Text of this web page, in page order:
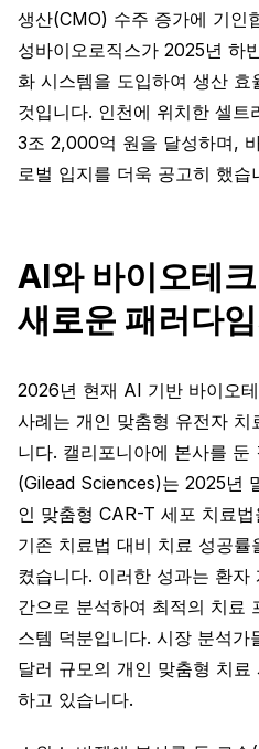
생산(CMO) 수주 증가에 기인
성바이오로직스가 2025년 하
화 시스템을 도입하여 생산
것입니다. 인천에 위치한 셀
3조 2,000억 원을 달성하며,
로벌 입지를 더욱 공고히 했습
AI와 바이오테
새로운 패러다
2026년 현재 AI 기반 바이오
사례는 개인 맞춤형 유전자
니다. 캘리포니아에 본사를 둔
(Gilead Sciences)는 2025년
인 맞춤형 CAR-T 세포 치료
기존 치료법 대비 치료 성공
켰습니다. 이러한 성과는 환자
간으로 분석하여 최적의 치료
스템 덕분입니다. 시장 분석
달러 규모의 개인 맞춤형 치
하고 있습니다.